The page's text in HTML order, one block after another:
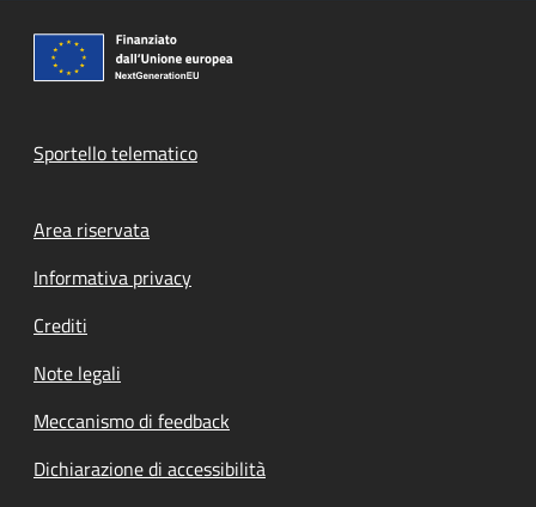
Sportello telematico
Footer menu
Area riservata
Informativa privacy
Crediti
Note legali
Meccanismo di feedback
Dichiarazione di accessibilità